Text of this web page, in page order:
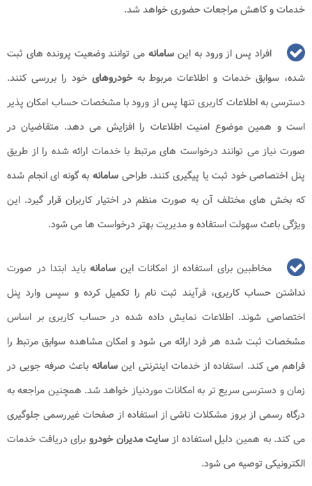
خدمات و کاهش مراجعات حضوری خواهد شد.
افراد پس از ورود به این سامانه می توانند وضعیت پرونده های ثبت
شده، سوابق خدمات و اطلاعات مربوط بهخودروهایخود را بررسی کنند.
دسترسی به اطلاعات کاربری تنها پس از ورود با مشخصات حساب امکان پذیر
است و همین موضوع امنیت اطلاعات را افزایش می دهد. متقاضیان در
صورت نیاز می توانند درخواست های مرتبط با خدمات ارائه شده را از طریق
پنل اختصاصی خود ثبت یا پیگیری کنند. طراحی سامانه به گونه ای انجام شده
که بخش های مختلف آن به صورت منظم در اختیار کاربران قرار گیرد. این
ویژگی باعث سهولت استفاده و مدیریت بهتر درخواست ها می شود.
مخاطبین برای استفاده از امکانات این سامانهباید ابتدا در صورت
نداشتن حساب کاربری، فرآیند ثبت نام را تکمیل کرده و سپس وارد پنل
اختصاصی شوند. اطلاعات نمایش داده شده در حساب کاربری بر اساس
مشخصات ثبت شده هر فرد ارائه می شود و امکان مشاهده سوابق مرتبط را
فراهم می کند. استفاده از خدمات اینترنتی این سامانهباعث صرفه جویی در
زمان و دسترسی سریع تر به امکانات موردنیاز خواهد شد. همچنین مراجعه به
درگاه رسمی از بروز مشکلات ناشی از استفاده از صفحات غیررسمی جلوگیری
می کند. به همین دلیل استفاده از سایت مدیران خودرو برای دریافت خدمات
الکترونیکی توصیه می شود.